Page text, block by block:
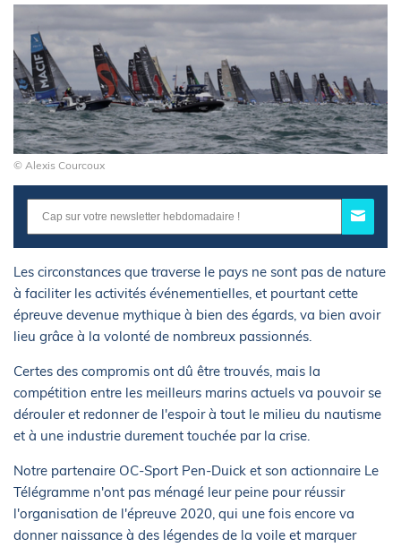
© Alexis Courcoux
Les circonstances que traverse le pays ne sont pas de nature
à faciliter les activités événementielles, et pourtant cette
épreuve devenue mythique à bien des égards, va bien avoir
lieu grâce à la volonté de nombreux passionnés.
Certes des compromis ont dû être trouvés, mais la
compétition entre les meilleurs marins actuels va pouvoir se
dérouler et redonner de l'espoir à tout le milieu du nautisme
et à une industrie durement touchée par la crise.
Notre partenaire OC-Sport Pen-Duick et son actionnaire Le
Télégramme n'ont pas ménagé leur peine pour réussir
l'organisation de l'épreuve 2020, qui une fois encore va
donner naissance à des légendes de la voile et marquer